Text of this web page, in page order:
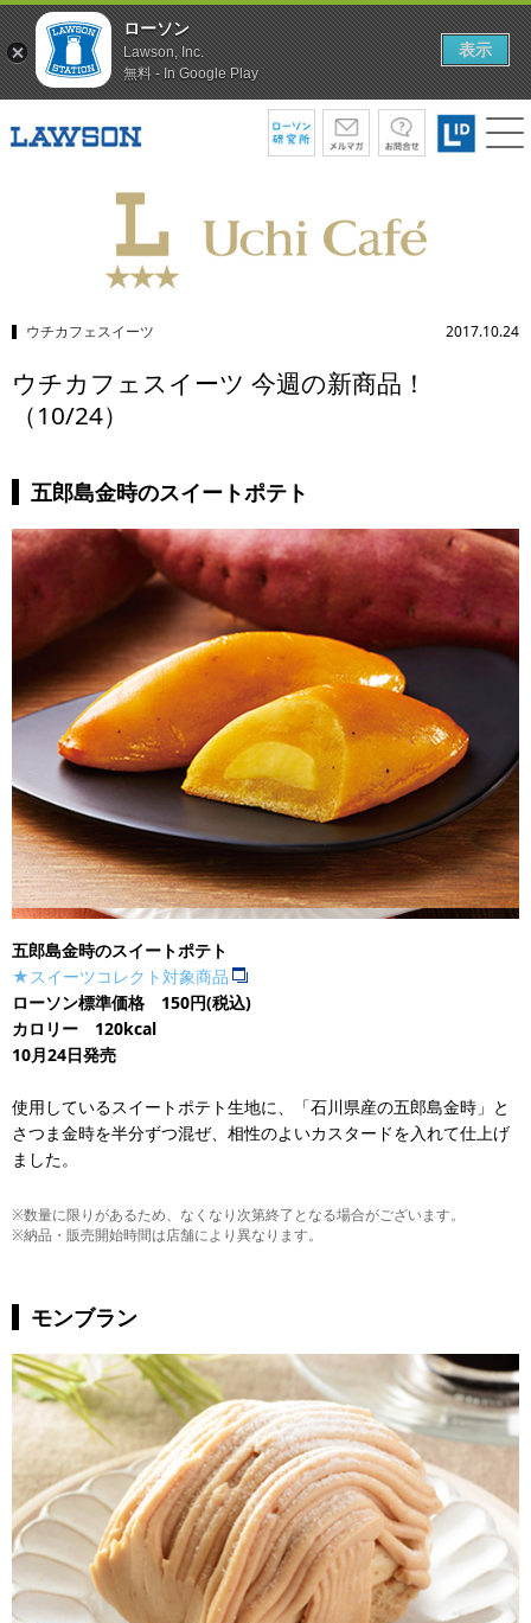
ウチカフェスイーツ 2017.10.24
ウチカフェスイーツ 今週の新商品！
（10/24）
五郎島金時のスイートポテト
五郎島金時のスイートポテト
★スイーツコレクト対象商品
ローソン標準価格 150円(税込)
カロリー 120kcal
10月24日発売
使用しているスイートポテト生地に、「石川県産の五郎島金時」と
さつま金時を半分ずつ混ぜ、相性のよいカスタードを入れて仕上げ
ました。
※数量に限りがあるため、なくなり次第終了となる場合がございます。
※納品・販売開始時間は店舗により異なります。
モンブラン
ローソン
Lawson, Inc.
無料 - In Google Play
表示